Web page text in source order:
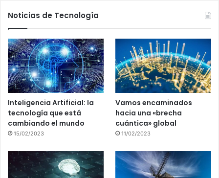
Noticias de Tecnología
Inteligencia Artificial: la
tecnología que está
cambiando el mundo
15/02/2023
Vamos encaminados
hacia una «brecha
cuántica» global
11/02/2023